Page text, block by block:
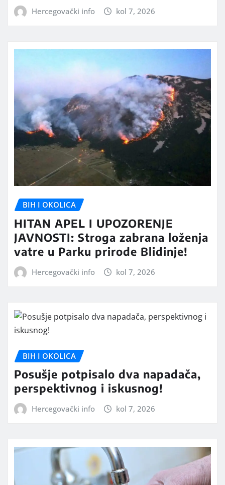
Hercegovački info kol 7, 2026
BIH I OKOLICA
HITAN APEL I UPOZORENJE
JAVNOSTI: Stroga zabrana loženja
vatre u Parku prirode Blidinje!
Hercegovački info kol 7, 2026
BIH I OKOLICA
Posušje potpisalo dva napadača,
perspektivnog i iskusnog!
Hercegovački info kol 7, 2026